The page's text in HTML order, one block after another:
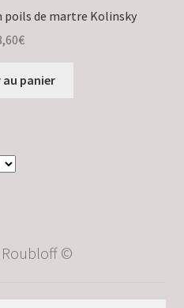
poils de martre Kolinsky
€
panier
Roubloff ©